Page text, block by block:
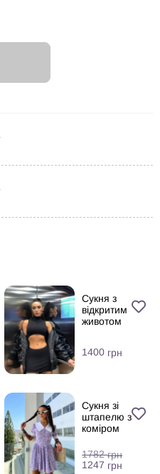
Сукня з
відкритим
животом
1400 грн
Сукня зі
штапелю з
коміром
1782грн
1247 грн